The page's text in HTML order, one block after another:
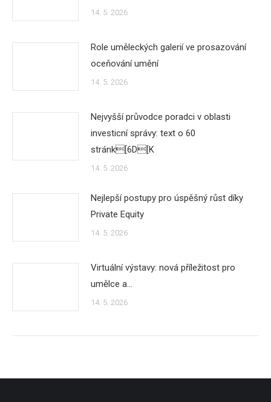
14. 5. 2026
Role uměleckých galerií ve prosazování
oceňování umění
14. 5. 2026
Nejvyšší průvodce poradci v oblasti
investicní správy: text o 60
stránk[6D[K
14. 5. 2026
Nejlepší postupy pro úspěšný růst díky
Private Equity
14. 5. 2026
Virtuální výstavy: nová příležitost pro
umělce a…
14. 5. 2026